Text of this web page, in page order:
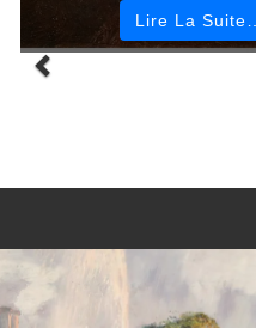
Lire La Suite…